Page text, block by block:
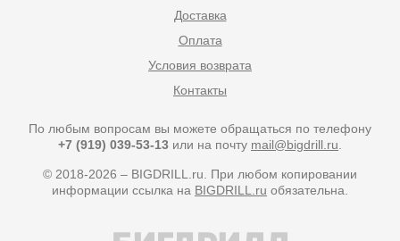
Доставка
Оплата
Условия возврата
Контакты
По любым вопросам вы можете обращаться по телефону
+7 (919) 039-53-13 или на почту mail@bigdrill.ru
© 2018-2026 – BIGDRILL.ru. При любом копировании
информации ссылка на BIGDRILL.ru обязательна.